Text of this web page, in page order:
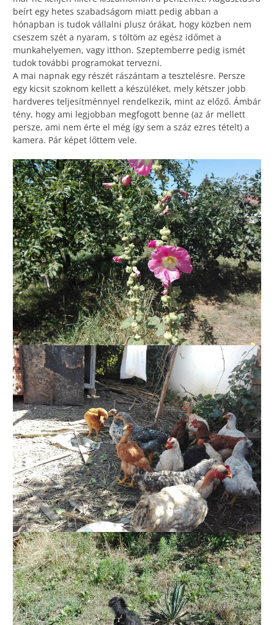
beírt egy hetes szabadságom miatt pedig abban a
hónapban is tudok vállalni plusz órákat, hogy közben nem
cseszem szét a nyaram, s töltöm az egész időmet a
munkahelyemen, vagy itthon. Szeptemberre pedig ismét
tudok további programokat tervezni.
A mai napnak egy részét rászántam a tesztelésre. Persze
egy kicsit szoknom kellett a készüléket, mely kétszer jobb
hardveres teljesítménnyel rendelkezik, mint az előző. Ámbár
tény, hogy ami legjobban megfogott benne (az ár mellett
persze, ami nem érte el még így sem a száz ezres tételt) a
kamera. Pár képet lőttem vele.